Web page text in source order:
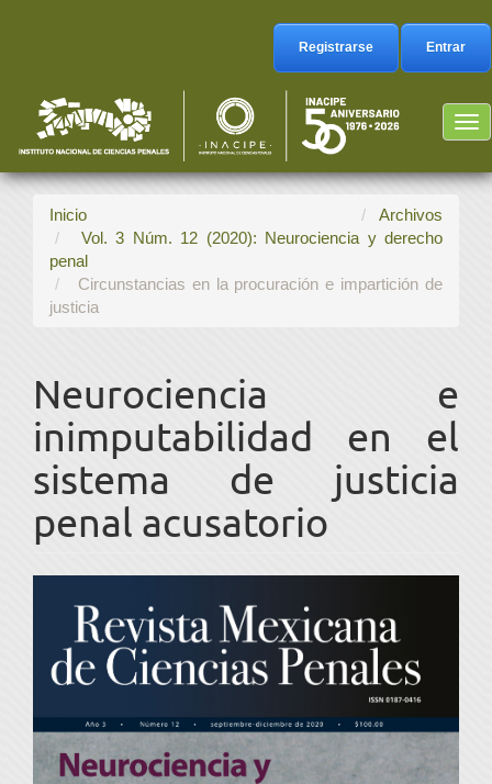
Barra
lateral
Registrarse Entrar
Inicio
Archivos
Vol. 3 Núm. 12 (2020): Neurociencia y derecho
penal
Circunstancias en la procuración e impartición de
justicia
Neurociencia e
inimputabilidad en el
sistema de justicia
penal acusatorio
lateral
del